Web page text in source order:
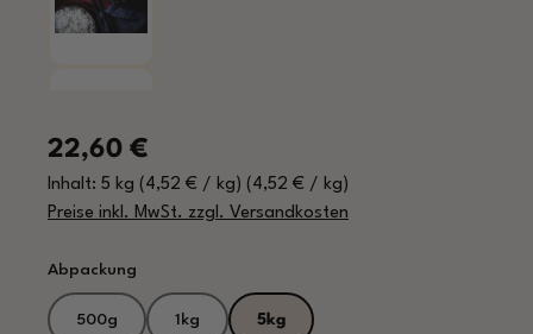
Regulärer Preis:
22,60 €
Inhalt: 5 kg (4,52 € / kg) (4,52 € / kg)
Preise inkl. MwSt. zzgl. Versandkosten
Abpackung
500g 1kg 5kg